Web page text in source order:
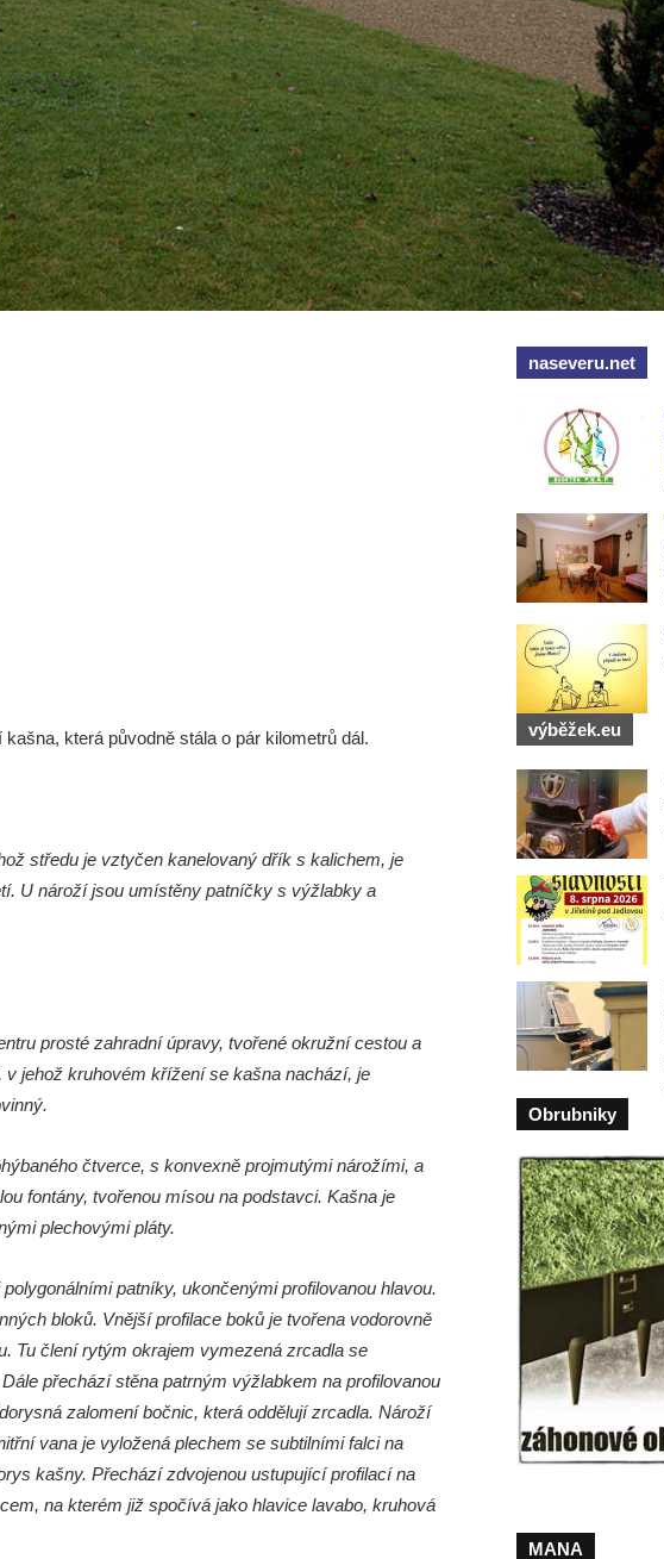
která původně stála o pár kilometrů dál.
středu je vztyčen kanelovaný dřík s kalichem, je
U nároží jsou umístěny patníčky s výžlabky a
prosté zahradní úpravy, tvořené okružní cestou a
jehož kruhovém křížení se kašna nachází, je
čtverce, s konvexně projmutými nárožími, a
fontány, tvořenou mísou na podstavci. Kašna je
plechovými pláty.
patníky, ukončenými profilovanou hlavou.
bloků. Vnější profilace boků je tvořena vodorovně
Tu člení rytým okrajem vymezená zrcadla se
přechází stěna patrným výžlabkem na profilovanou
zalomení bočnic, která oddělují zrcadla. Nároží
vana je vyložená plechem se subtilními falci na
kašny. Přechází zdvojenou ustupující profilací na
na kterém již spočívá jako hlavice lavabo, kruhová
naseveru.net
výběžek.eu
Obrubniky
MANA